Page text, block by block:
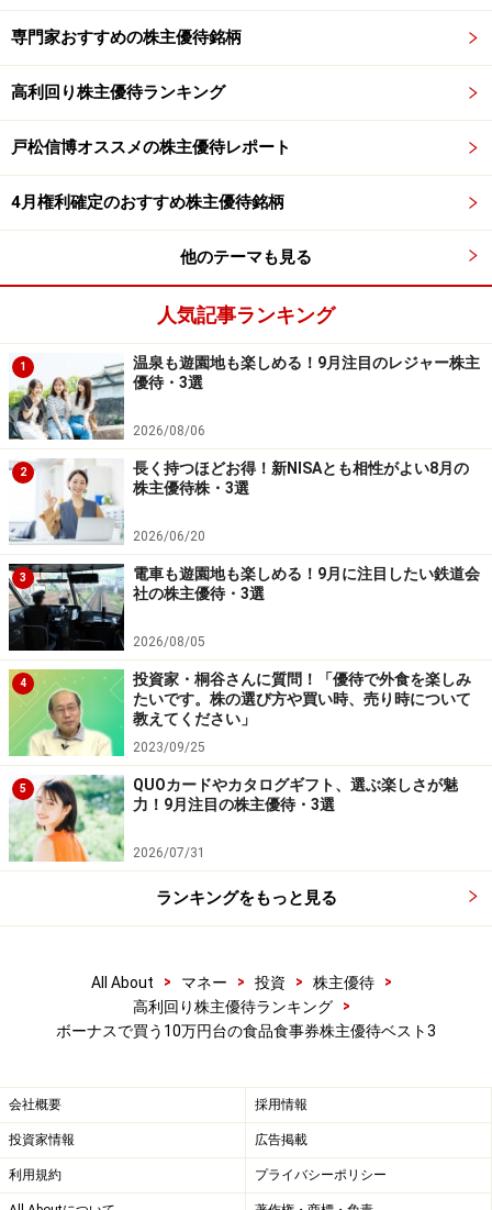
【今期予想現金配当(1株あたり）】 3円
【株主優待権利確定月】 2月末日、8月末日
食事優待券（※詳しくは同社ＨＰをご確認下さい）
第2位はジェイグループホールディングス<3063>です。
居酒屋「芋蔵」や｢ほっこり｣などの飲食店を展開してい
る企業です。東海地盤の企業ですが、関東や関西でも店
4000円分のお食事優待券を獲得したケースを想定して利
回り計算を行っています（つまり株主優待は4000円とし
て評価し、利回り計算しています）。
業績は売上は緩やかな拡大基調です。しかし、利益は競
合が激しいこともあってか2014年2月期は赤字に転落。
2015年2月期は黒字に回復し、2016年2月期は一段の回
復を計画しているところです。
株価は足もとで大きく上昇しています。株価の傾向とし
て株主優待の権利落ちの数ヶ月前から上昇し、配当の権
利落ち後に大きく調整する傾向がありますので、できれ
ば今回の配当は見送り、配当落ち後に下落したところを
狙うようにすると良いのではないかとも思います。
第1位 吉野家ホールディングス(東証1部
<9861>)
予想配当＋予想優待利回り：5.3％
【株主優待獲得最低投資額】 100株＝14万9800円
【今期予想現金配当(1株あたり）】 20円
【株主優待権利確定月】2月末日、8月末日
1000株以上：年間40枚、2000株以上：年間80枚
第1位は吉野家ホールディングス<9861>です。牛丼では
国内2位。その他、すし、ステーキ、うどんなどにも進
専門家おすすめの株主優待銘柄
高利回り株主優待ランキング
戸松信博オススメの株主優待レポート
4月権利確定のおすすめ株主優待銘柄
他のテーマも見る
人気記事ランキング
1
温泉も遊園地も楽しめる！9月注目のレジャー株主
優待・3選
2026/08/06
2
長く持つほどお得！新NISAとも相性がよい8月の
株主優待株・3選
2026/06/20
3
電車も遊園地も楽しめる！9月に注目したい鉄道会
社の株主優待・3選
2026/08/05
4
投資家・桐谷さんに質問！「優待で外食を楽しみ
たいです。株の選び方や買い時、売り時について
教えてください」
2023/09/25
5
QUOカードやカタログギフト、選ぶ楽しさが魅
力！9月注目の株主優待・3選
2026/07/31
ランキングをもっと見る
All About > マネー > 投資 > 株主優待
>
高利回り株主優待ランキング
>
ボーナスで買う10万円台の食品食事券株主優待ベスト3
会社概要 採用情報
投資家情報 広告掲載
利用規約 プライバシーポリシー